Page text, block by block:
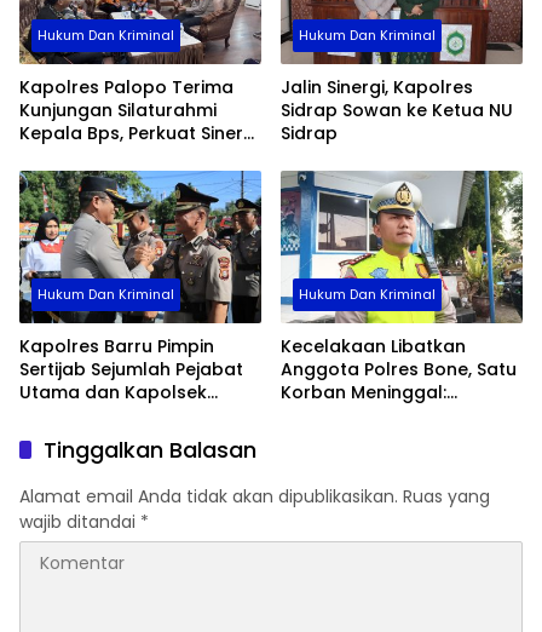
Hukum Dan Kriminal
Kapolres Palopo Terima
Kunjungan Silaturahmi
Kepala Bps, Perkuat Sinergi
Hukum Dan Kriminal
Jalin Sinergi, Kapolres
Sidrap Sowan ke Ketua NU
Sidrap
Hukum Dan Kriminal
Kapolres Barru Pimpin
Sertijab Sejumlah Pejabat
Utama dan Kapolsek
Organisasi
Hukum Dan Kriminal
Kecelakaan Libatkan
Anggota Polres Bone, Satu
Korban Meninggal:
Tinggalkan Balasan
Alamat email Anda tidak akan dipublikasikan. Ruas yang
wajib ditandai *